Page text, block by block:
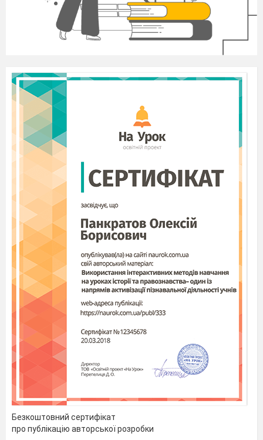
Безкоштовний сертифікат
про публікацію авторської розробки